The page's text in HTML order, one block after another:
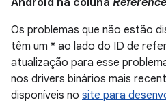
Android na coluna
Os problemas que não estão
têm um * ao lado do ID de
atualização para esse
nos drivers binários mais
disponíveis no site para